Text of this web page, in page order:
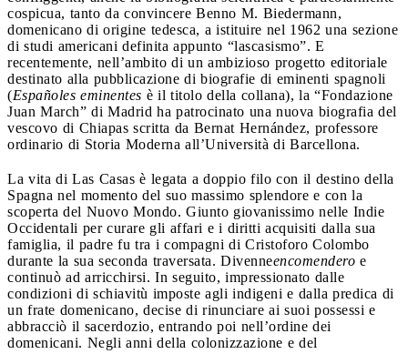
cospicua, tanto da convincere Benno M. Biedermann,
domenicano di origine tedesca, a istituire nel 1962 una sezione
di studi americani definita appunto “lascasismo”. E
recentemente, nell’ambito di un ambizioso progetto editoriale
destinato alla pubblicazione di biografie di eminenti spagnoli
(Españoles eminentes è il titolo della collana), la “Fondazione
Juan March” di Madrid ha patrocinato una nuova biografia del
vescovo di Chiapas scritta da Bernat Hernández, professore
ordinario di Storia Moderna all’Università di Barcellona.
La vita di Las Casas è legata a doppio filo con il destino della
Spagna nel momento del suo massimo splendore e con la
scoperta del Nuovo Mondo. Giunto giovanissimo nelle Indie
Occidentali per curare gli affari e i diritti acquisiti dalla sua
famiglia, il padre fu tra i compagni di Cristoforo Colombo
durante la sua seconda traversata. Divenneencomendero e
continuò ad arricchirsi. In seguito, impressionato dalle
condizioni di schiavitù imposte agli indigeni e dalla predica di
un frate domenicano, decise di rinunciare ai suoi possessi e
abbracciò il sacerdozio, entrando poi nell’ordine dei
domenicani. Negli anni della colonizzazione e del